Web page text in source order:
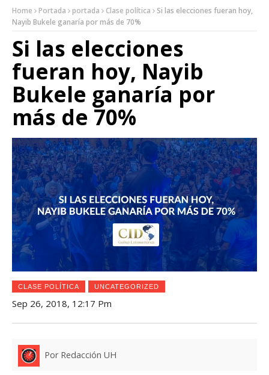
Home Portada portada Clase política
Si las elecciones fueran hoy,
Nayib Bukele ganaría por más de 70%
Si las elecciones
fueran hoy, Nayib
Bukele ganaría por
más de 70%
CLASE POLÍTICA UNCATEGORIZED
Sep 26, 2018, 12:17 Pm
Por Redacción UH